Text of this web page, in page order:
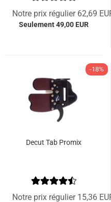
Notre prix régulier 62,69
Seulement 49,00 EUR
-18%
Decut Tab Promix
Notre prix régulier 15,36